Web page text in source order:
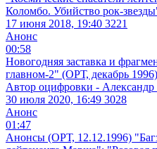
Коломбо. Убийство рок-
17 июня 2018, 19:40 3221
Анонс
00:58
Новогодняя заставка и
главном-2" (ОРТ, декабрь 1996)
Автор оцифровки -
30 июля 2020, 16:49 3028
Анонс
01:47
Анонсы (ОРТ, 12.12.1996)